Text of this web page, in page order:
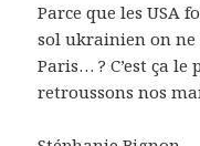
Parce que les USA
sol ukrainien on
Paris… ? C’est ça
retroussons nos